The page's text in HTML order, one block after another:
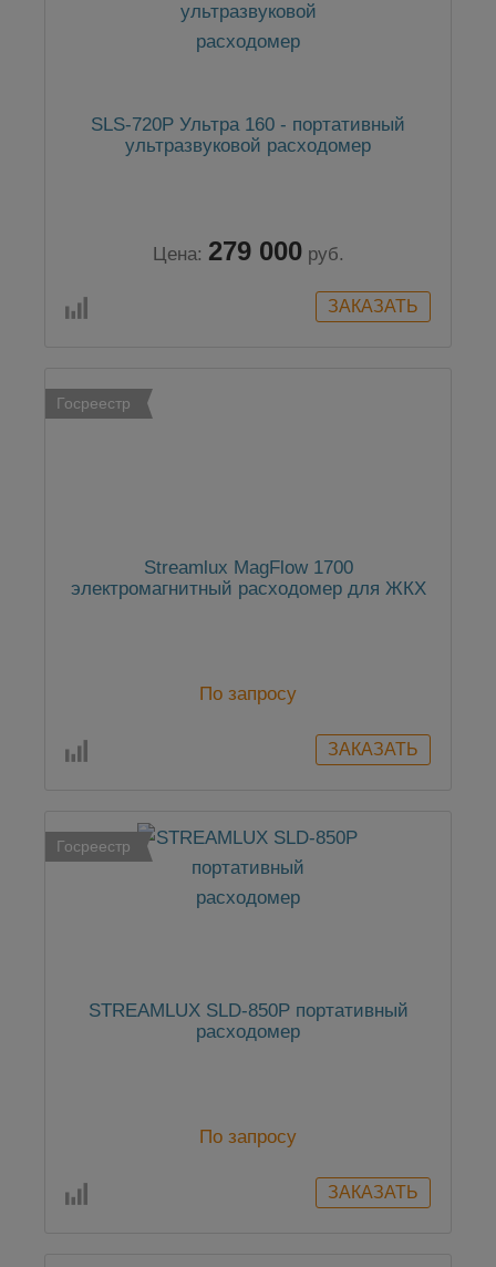
SLS-720P Ультра 160 - портативный
ультразвуковой расходомер
Цена: 279 000 руб.
Госреестр
Streamlux MagFlow 1700
электромагнитный расходомер для ЖКХ
По запросу
Госреестр
STREAMLUX SLD-850P портативный
расходомер
По запросу